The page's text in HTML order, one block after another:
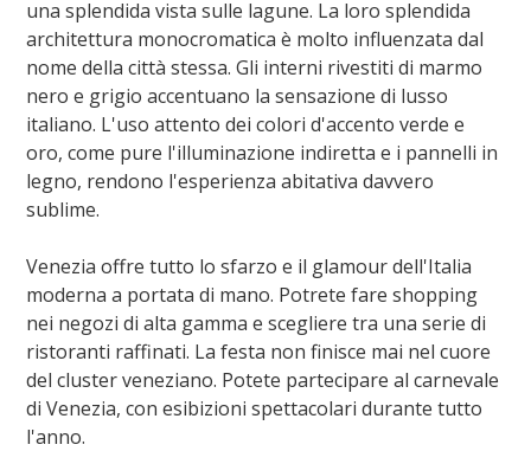
una splendida vista sulle lagune. La loro splendida
architettura monocromatica è molto influenzata dal
nome della città stessa. Gli interni rivestiti di marmo
nero e grigio accentuano la sensazione di lusso
italiano. L'uso attento dei colori d'accento verde e
oro, come pure l'illuminazione indiretta e i pannelli in
legno, rendono l'esperienza abitativa davvero
sublime.
Venezia offre tutto lo sfarzo e il glamour dell'Italia
moderna a portata di mano. Potrete fare shopping
nei negozi di alta gamma e scegliere tra una serie di
ristoranti raffinati. La festa non finisce mai nel cuore
del cluster veneziano. Potete partecipare al carnevale
di Venezia, con esibizioni spettacolari durante tutto
l'anno.